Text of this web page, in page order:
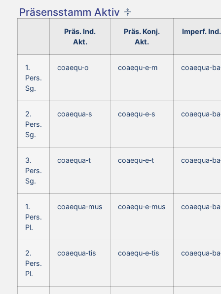
Präsensstamm Aktiv
Präs. Ind.
Akt.
Präs. Konj.
Akt.
Imperf.
1.
Pers.
Sg.
coaequ‑o coaequ‑e‑m
2.
Pers.
Sg.
coaequa‑s coaequ‑e‑s
3.
Pers.
Sg.
coaequa‑t coaequ‑e‑t
1.
Pers.
Pl.
coaequa‑mus coaequ‑e‑mus
2.
Pers.
Pl.
coaequa‑tis coaequ‑e‑tis